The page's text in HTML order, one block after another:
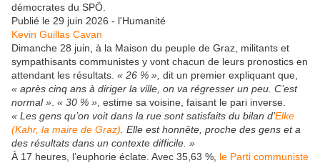
démocrates du SPÖ.
Publié le 29 juin 2026 - l'Humanité
Kevin Guillas Cavan
Dimanche 28 juin, à la Maison du peuple de Graz, militants et
sympathisants communistes y vont chacun de leurs pronostics en
attendant les résultats. « 26 % », dit un premier expliquant que,
« après cinq ans à diriger la ville, on va régresser un peu. C’est
normal » « 30 % » , estime sa voisine, faisant le pari inverse.
« Les gens qu’on voit dans la rue sont satisfaits du bilan d’Elke
(Kahr, la maire de Graz) . Elle est honnête, proche des gens et a
des résultats dans un contexte difficile. »
À 17 heures, l’euphorie éclate. Avec 35,63 %, le Parti communiste